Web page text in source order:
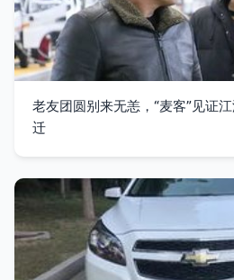
老友团圆别来无恙，“麦客”见证
迁